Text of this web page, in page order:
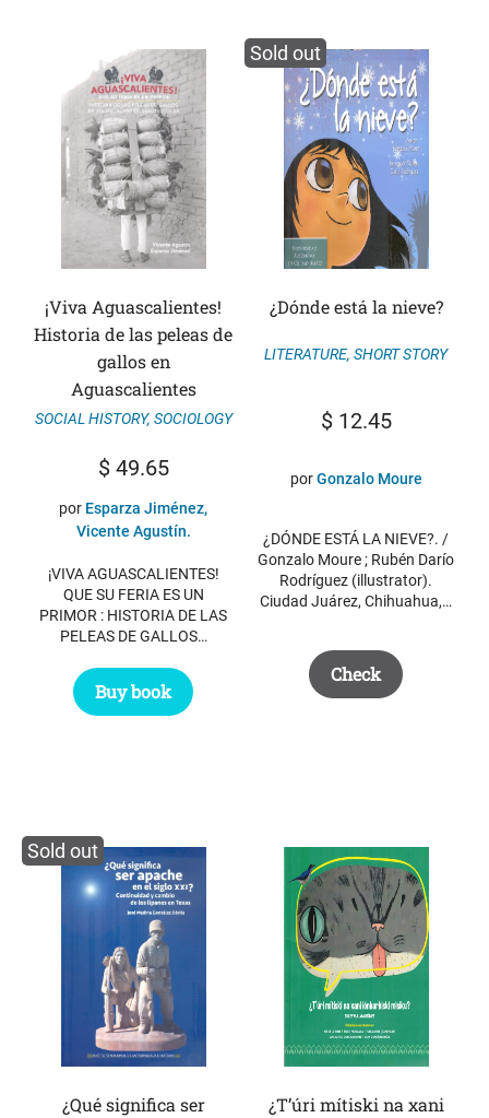
¡Viva Aguascalientes!
Historia de las peleas de
gallos en
Aguascalientes
SOCIAL HISTORY, SOCIOLOGY
$49.65
por Esparza Jiménez,
Vicente Agustín.
¡VIVA AGUASCALIENTES!
QUE SU FERIA ES UN
PRIMOR : HISTORIA DE LAS
PELEAS DE GALLOS…
Buy book
Sold out
¿Dónde está la nieve?
LITERATURE, SHORT STORY
$12.45
porGonzalo Moure
¿DÓNDE ESTÁ LA NIEVE?. /
Gonzalo Moure ; Rubén Darío
Rodríguez (illustrator).
Ciudad Juárez, Chihuahua,…
Check
Sold out
¿Qué significa ser ¿T’úri mítiski na xani